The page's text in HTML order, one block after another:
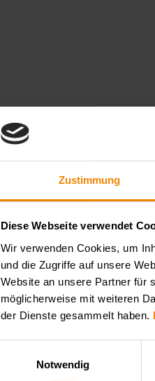
Zustimmung
Diese Webseite verwendet
Wir verwenden Cookies, um
und die Zugriffe auf unsere
Website an unsere Partner für
möglicherweise mit weiteren
der Dienste gesammelt haben.
Notwendig